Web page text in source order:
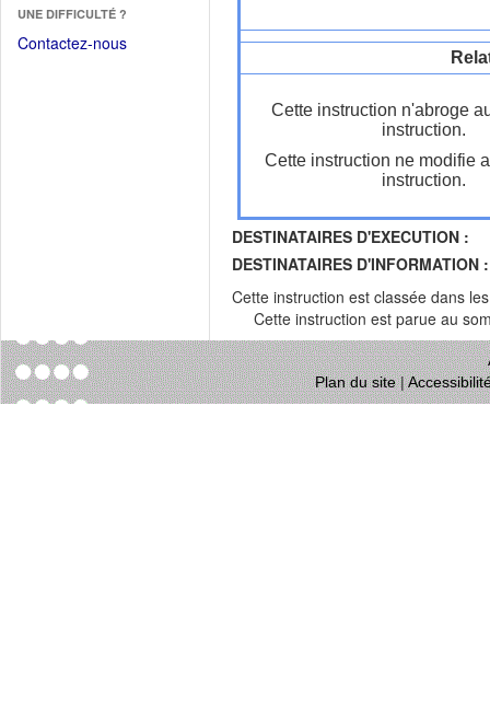
fenêtre)
une
nouvelle
UNE DIFFICULTÉ ?
Contactez-nous
Cette instruction n'abroge
instruction.
Cette instruction ne modifie
instruction.
DESTINATAIRES D'EXECUTION :
DESTINATAIRES D'INFORMATION :
Cette instruction est classée dans
Cette instruction est parue au
Plan du site|